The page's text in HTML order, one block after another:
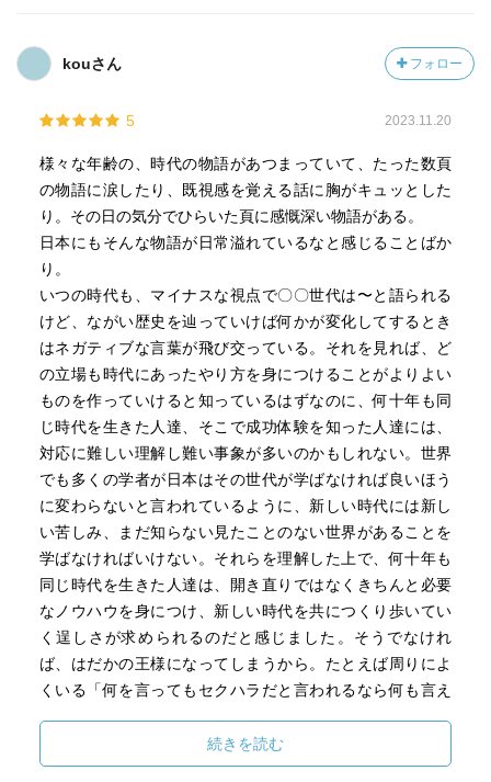
ているのもあって、韓国の作家さんの本を読む機会が多く
なって嬉しいです。
kouさん フォロー
5 2023.11.20
様々な年齢の、時代の物語があつまっていて、たった数頁
の物語に涙したり、既視感を覚える話に胸がキュッとした
り。その日の気分でひらいた頁に感慨深い物語がある。
日本にもそんな物語が日常溢れているなと感じることばか
り。
いつの時代も、マイナスな視点で〇〇世代は〜と語られる
けど、ながい歴史を辿っていけば何かが変化してするとき
はネガティブな言葉が飛び交っている。それを見れば、ど
の立場も時代にあったやり方を身につけることがよりよい
ものを作っていけると知っているはずなのに、何十年も同
じ時代を生きた人達、そこで成功体験を知った人達には、
対応に難しい理解し難い事象が多いのかもしれない。世界
でも多くの学者が日本はその世代が学ばなければ良いほう
に変わらないと言われているように、新しい時代には新し
い苦しみ、まだ知らない見たことのない世界があることを
学ばなければいけない。それらを理解した上で、何十年も
同じ時代を生きた人達は、開き直りではなくきちんと必要
なノウハウを身につけ、新しい時代を共につくり歩いてい
く逞しさが求められるのだと感じました。そうでなけれ
ば、はだかの王様になってしまうから。たとえば周りによ
くいる「何を言ってもセクハラだと言われるなら何も言え
り！」と自身が信じる精神論を語る人... どの立場にとって
の強さなのか、どんな境遇の人にとっての厳しさなのだろ
続きを読む